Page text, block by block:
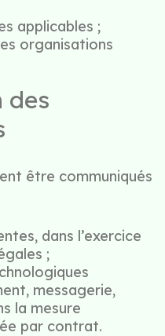
applicables ;
organisations
des
être communiqués
dans l’exercice
;
messagerie,
la mesure
par contrat.